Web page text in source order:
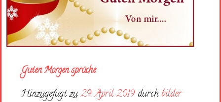
Guten Morgen sprüche
Hinzugefügt zu29. April 2019 durch bilder